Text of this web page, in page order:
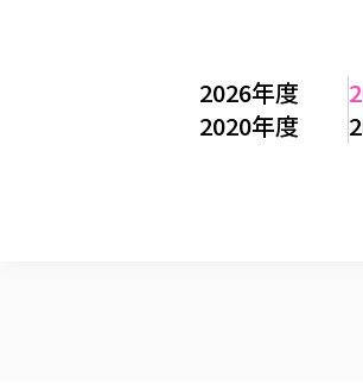
2026年度
2020年度